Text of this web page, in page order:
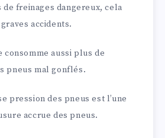
freinages dangereux, cela
accidents.
aussi plus de
pneus mal gonflés.
pression des pneus est l’une
accrue des pneus.